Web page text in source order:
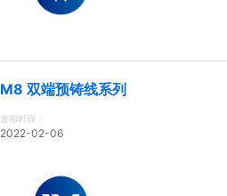
M8 双端预铸线系列
发布时间：
2022-02-06